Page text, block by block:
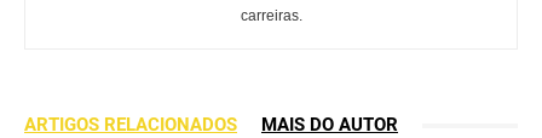
carreiras.
ARTIGOS RELACIONADOS MAIS DO AUTOR